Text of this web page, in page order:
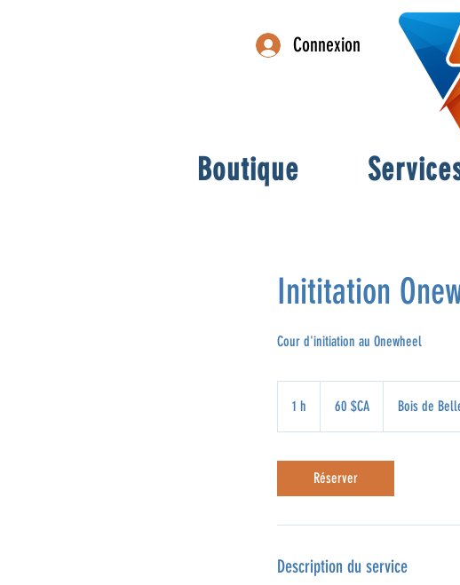
Connexion
Boutique
Inititation
Cour d'initiation au Onewheel
1 h
canadiens
60 $CA Bois de
Réserver
Description du service